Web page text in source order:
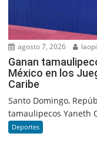
agosto 7, 2026
Ganan
México en los
Caribe
Santo Domingo,
tamaulipecos Yaneth
Deportes